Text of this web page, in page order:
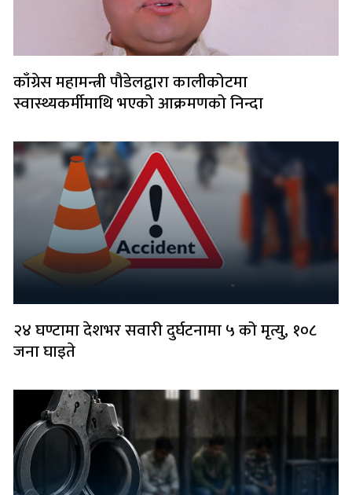
काँग्रेस महामन्त्री पौडेलद्वारा कालीकोटमा
स्वास्थ्यकर्मीमाथि भएको आक्रमणको निन्दा
२४ घण्टामा देशभर सवारी दुर्घटनामा ५ को मृत्यु, १०८
जना घाइते